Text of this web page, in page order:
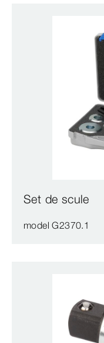
Set de scule
model G2370.1